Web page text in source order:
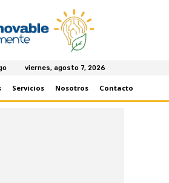
viernes, agosto 7, 2026
Servicios Nosotros Contacto